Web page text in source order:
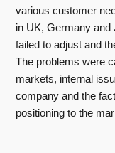
various customer
in UK, Germany
failed to adjust and
The problems were
markets, internal
company and the
positioning to the